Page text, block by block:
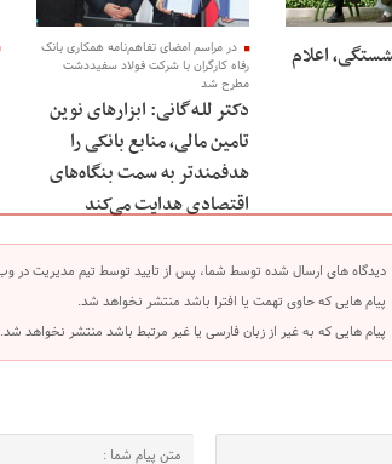
اعلام
در مراسم امضای تفاهم‌نامه همکاری بانک
رفاه کارگران با شرکت فولاد سفیددشت
مطرح شد
دکتر للـه‌گانی: ابزارهای نوین
تامین مالی، منابع بانکی را
هدفمندتر به سمت بنگاه‌های
اقتصادی هدایت می‌کند
دیدگاه های ارسال شده توسط شما، پس از تایید توسط تیم مدیریت در
پیام هایی که حاوی تهمت یا افترا باشد منتشر نخواهد شد.
پیام هایی که به غیر از زبان فارسی یا غیر مرتبط باشد منتشر نخواهد شد.